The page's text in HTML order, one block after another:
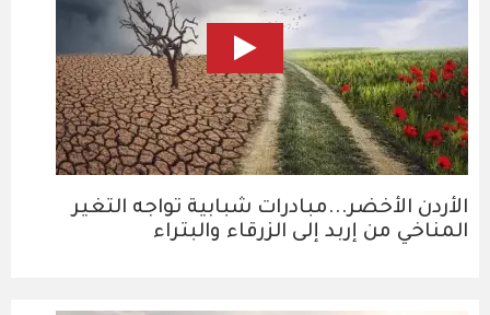
الأردن الأخضر...مبادرات شبابية تواجه التغير
المناخي من إربد إلى الزرقاء والبتراء